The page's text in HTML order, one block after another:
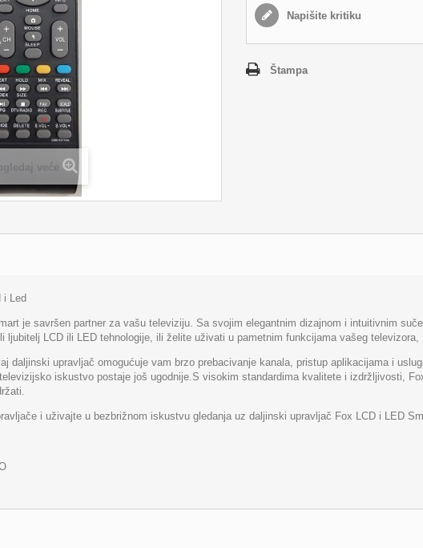
veće
Napišite kritiku
Štampa
i Led
je savršen partner za vašu televiziju. Sa svojim elegantnim dizajnom i intuitivnim
ljubitelj LCD ili LED tehnologije, ili želite uživati u pametnim funkcijama vašeg
daljinski upravljač omogućuje vam brzo prebacivanje kanala, pristup aplikacijama i
iskustvo postaje još ugodnije.S visokim standardima kvalitete i izdržljivosti,
i uživajte u bezbrižnom iskustvu gledanja uz daljinski upravljač Fox LCD i LED